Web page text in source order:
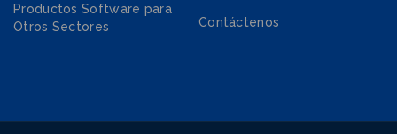
Productos Software para
Otros Sectores
Contáctenos